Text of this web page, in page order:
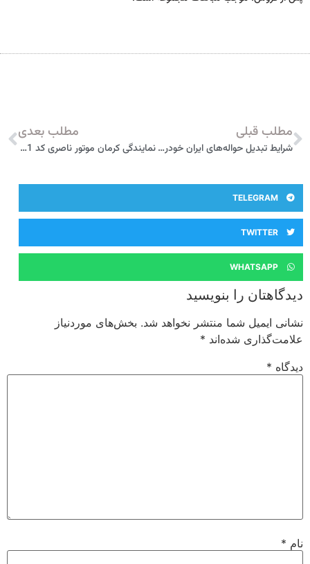
مطلب قبلی
شرایط تبدیل حواله‌های ایران خودرو به سایر محصولات – اسفند 98
مطلب بعدی
نمایندگی کرمان موتور ناصری کد 3501 خرم آباد
TELEGRAM
TWITTER
WHATSAPP
دیدگاهتان را بنویسید
نشانی ایمیل شما منتشر نخواهد شد. بخش‌های موردنیاز
علامت‌گذاری شده‌اند*
دیدگاه*
نام*